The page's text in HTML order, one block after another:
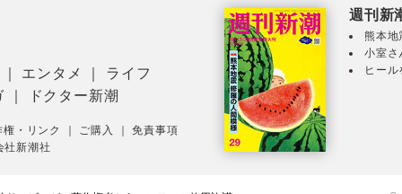
エンタメ
ライフ
ドクター新潮
権・リンク ｜ ご購入 ｜免責事項
社新潮社
週刊新
熊本
小室
ヒー